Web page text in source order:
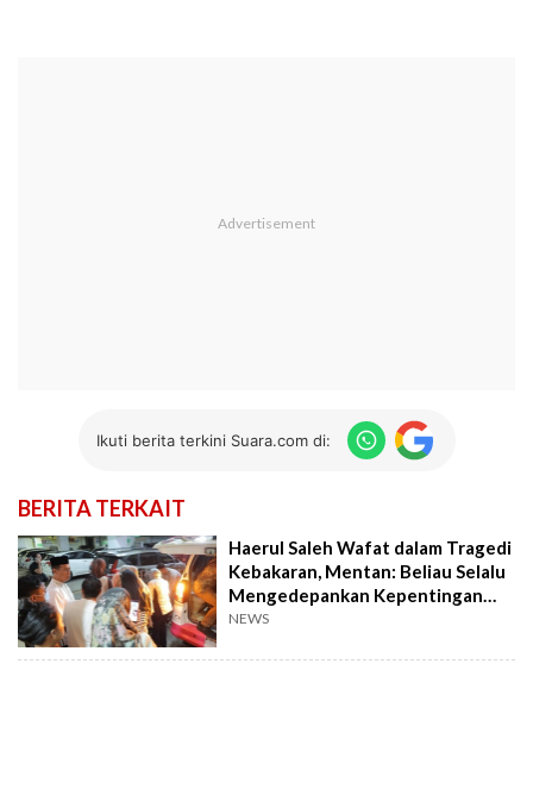
Ikuti berita terkini Suara.com di:
BERITA TERKAIT
Haerul Saleh Wafat dalam Tragedi
Kebakaran, Mentan: Beliau Selalu
Mengedepankan Kepentingan
Bangsa
NEWS